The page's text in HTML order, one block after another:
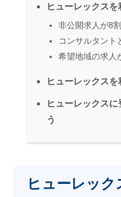
ヒューレックス
非公開求人が8
コンサルタント
希望地域の求人
ヒューレックス
ヒューレックス
う
ヒューレッ